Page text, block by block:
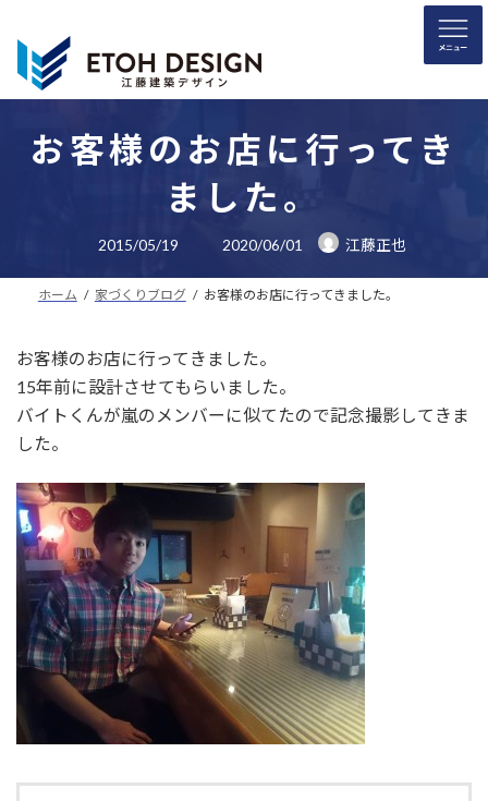
お客様のお店に行ってき
ました。
2015/05/19
最
終
新
日
2020/06/01 江藤正也
ホーム 家づくりブログ お客様のお店に行ってきました。
お客様のお店に行ってきました。
15年前に設計させてもらいました。
バイトくんが嵐のメンバーに似てたので記念撮影してきま
した。